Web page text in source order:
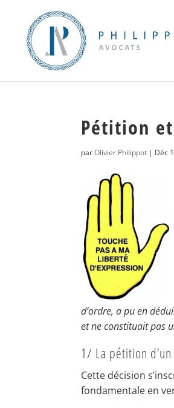
Pétition
parOlivier Philippot | Déc
d’ordre, a pu en
et ne constituait pas
1/ La pétition
Cette décision
fondamentale en